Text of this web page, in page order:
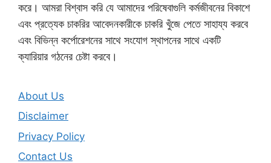
করে। আমরা বিশ্বাস করি যে আমাদের পরিষেবাগুলি কর্মজীবনের বিকাশে
এবং প্রত্যেক চাকরির আবেদনকারীকে চাকরি খুঁজে পেতে সাহায্য করবে
এবং বিভিন্ন কর্পোরেশনের সাথে সংযোগ স্থাপনের সাথে একটি
ক্যারিয়ার গঠনের চেষ্টা করবে।
About Us
Disclaimer
Privacy Policy
Contact Us